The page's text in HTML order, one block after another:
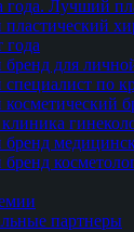
года. Лучший
года
для
по
партнеры